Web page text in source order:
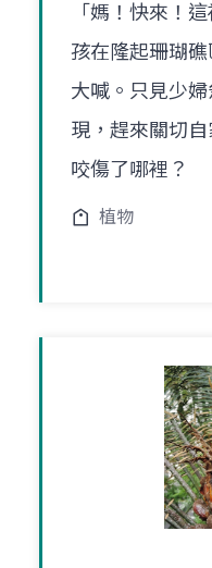
「媽！快來！
孩在隆起珊瑚
大喊。只見少
現，趕來關切
咬傷了哪裡？
植物